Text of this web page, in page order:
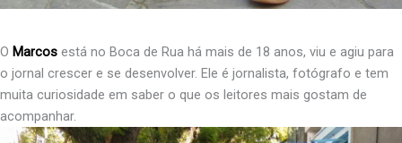
O Marcos está no Boca de Rua há mais de 18 anos, viu e agiu para
o jornal crescer e se desenvolver. Ele é jornalista, fotógrafo e tem
muita curiosidade em saber o que os leitores mais gostam de
acompanhar.